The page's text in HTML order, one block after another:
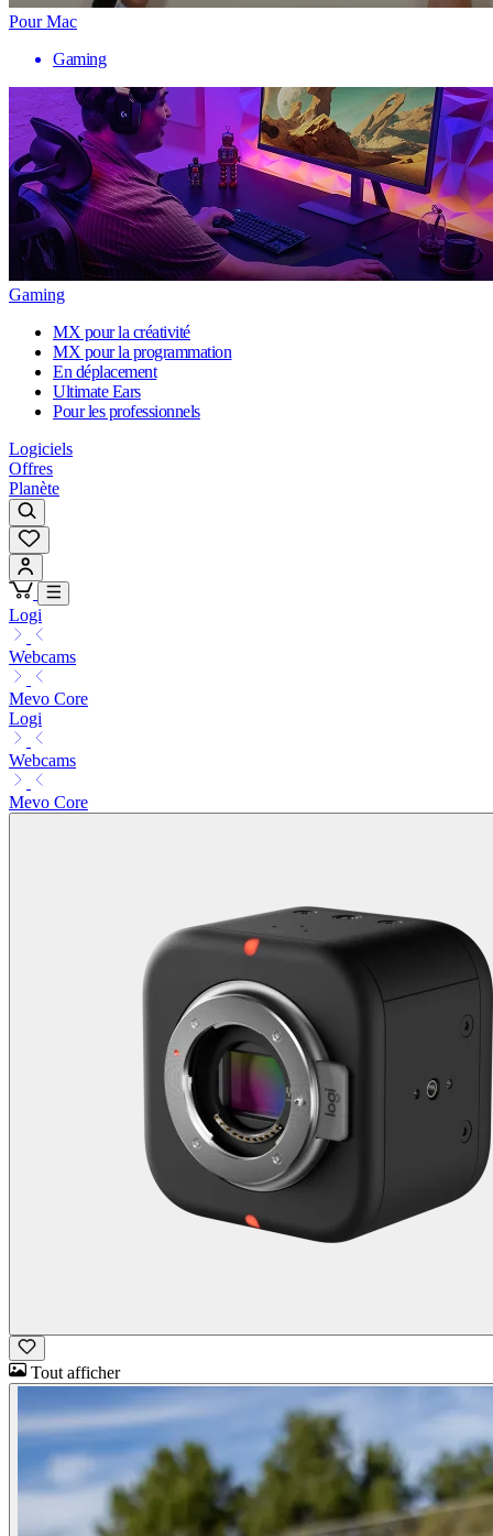
Pour Mac
Gaming
Gaming
MX pour la créativité
MX pour la programmation
En déplacement
Ultimate Ears
Pour les professionnels
Logiciels
Offres
Planète
Logi
Webcams
Mevo Core
Logi
Webcams
Mevo Core
Tout afficher